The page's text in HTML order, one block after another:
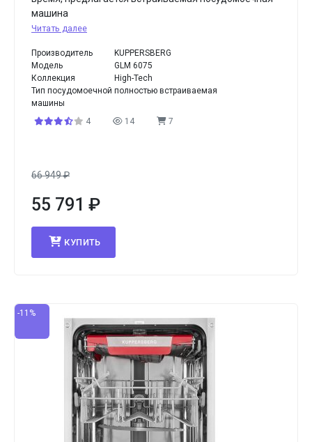
машина
Читать далее
Производитель
KUPPERSBERG
Модель
GLM 6075
Коллекция
High-Tech
Тип посудомоечной
машины
полностью встраиваемая
4 14 7
66 949₽
55 791 ₽
КУПИТЬ
-11%